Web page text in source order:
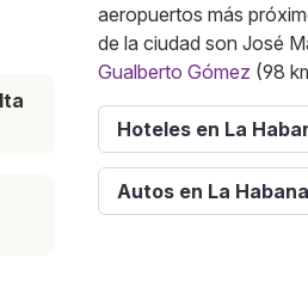
aeropuertos más
de la ciudad son José
Gualberto Gómez (98
Hoteles en La
Autos en La Habana